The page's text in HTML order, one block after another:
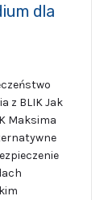
dla
z BLIK Jak
Maksima